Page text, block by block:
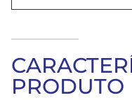
PRODUTO